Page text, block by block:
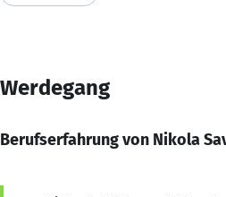
Werdegang
Berufserfahrung von Nikola